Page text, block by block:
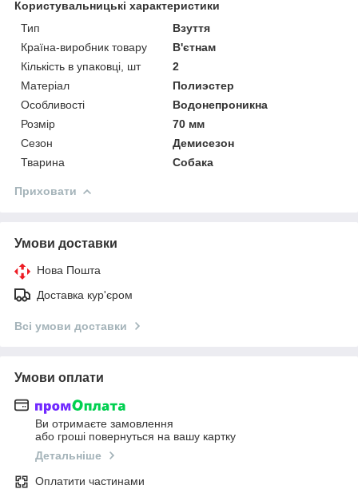
Користувальницькі характеристики
Тип
Взуття
Країна-виробник товару
В'єтнам
Кількість в упаковці, шт
2
Матеріал
Полиэстер
Особливості
Водонепроникна
Розмір
70 мм
Сезон
Демисезон
Тварина
Собака
Приховати
Умови доставки
Нова Пошта
Доставка кур'єром
Всі умови доставки
Умови оплати
Ви отримаєте замовлення
або гроші повернуться на вашу картку
Детальніше
Оплатити частинами